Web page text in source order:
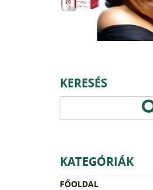
KERESÉS
KATEGÓRIÁK
FŐOLDAL